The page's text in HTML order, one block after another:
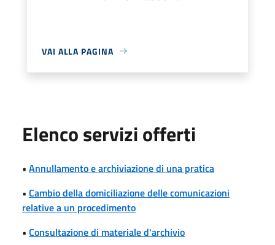
VAI ALLA PAGINA
Elenco servizi offerti
• Annullamento e archiviazione di una pratica
• Cambio della domiciliazione delle comunicazioni
relative a un procedimento
• Consultazione di materiale d'archivio